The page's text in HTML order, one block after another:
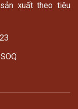
xuất theo tiêu